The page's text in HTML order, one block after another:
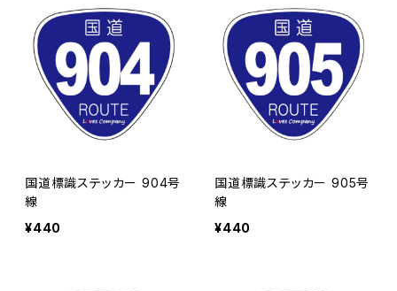
国道標識ステッカー 904号
線
¥440
国道標識ステッカー 905号
線
¥440